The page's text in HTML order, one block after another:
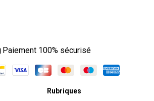
Paiement 100% sécurisé
Rubriques